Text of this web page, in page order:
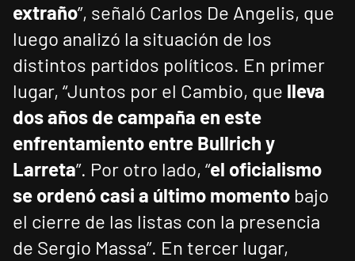
extraño”, señaló Carlos De Angelis, que
luego analizó la situación de los
distintos partidos políticos. En primer
lugar, “Juntos por el Cambio, que lleva
dos años de campaña en este
enfrentamiento entre Bullrich y
Larreta”. Por otro lado, “el oficialismo
se ordenó casi a último momento bajo
el cierre de las listas con la presencia
de Sergio Massa”. En tercer lugar,